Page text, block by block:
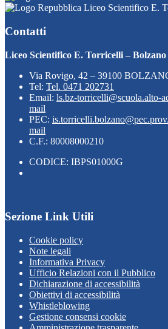
Liceo Scientifico E.
Contatti
Liceo Scientifico E. Torricelli – Bolzano
Via Rovigo, 42 – 39100
Tel: Tel. 0471 202731
Email: ls.bz-torricelli@scuola.alto-
mail
PEC:
mail
C.F.: 80008000210
CODICE: IBPS01000G
Sezione Link Utili
Cookie policy
Note legali
Informativa Privacy
Ufficio Relazioni con il Pubblico
Dichiarazione di accessibilità
Obiettivi di accessibilità
Whistleblowing
Gestione consensi cookie